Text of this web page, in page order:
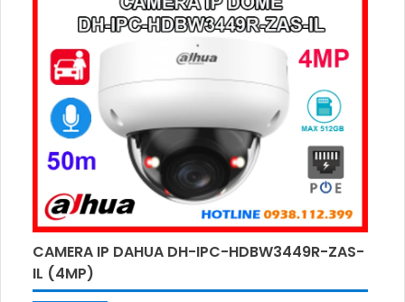
nguồn POE, khe cắm thẻ nhớ đến 512GB và công
nghệ AI nhận diện chính xác người và phương tiện.
CAMERA IP DAHUA DH-IPC-HDBW3449R-ZAS-
IL (4MP)